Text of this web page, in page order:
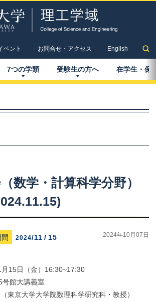
ベント お問合せ・アクセス English
7つの学類 受験生の方へ 在学生 ・ 保
（数学 ・ 計算科学分野）
2024/11 / 15 2024年10月07日
15日（金）16:30~17:30
館大講義室
東京大学大学院数理科学研究科・教授）